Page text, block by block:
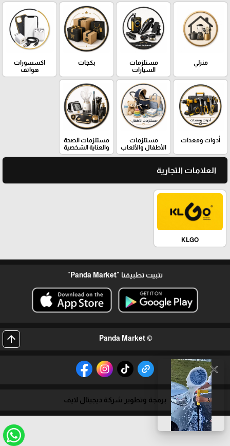
close
منزلي
مستلزمات
السيارات
بكجات
اكسسورات
هواتف
أدوات ومعدات
مستلزمات
الأطفال والألعاب
مستلزمات الصحة
والعناية الشخصية
العلامات التجارية
KLGO
تثبيت تطبيقنا "Panda Market"
© Panda Market
arrow_upward
برمجة وتطوير شركة ديجيتال لايف